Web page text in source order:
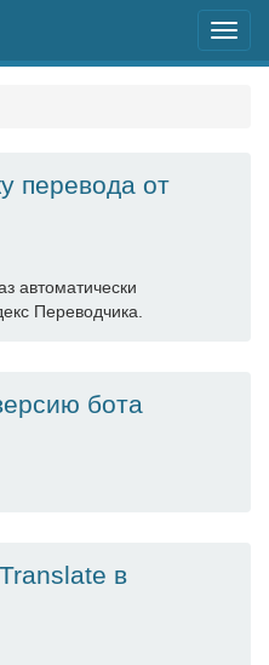
перевода от
автоматически
Переводчика.
бота
в